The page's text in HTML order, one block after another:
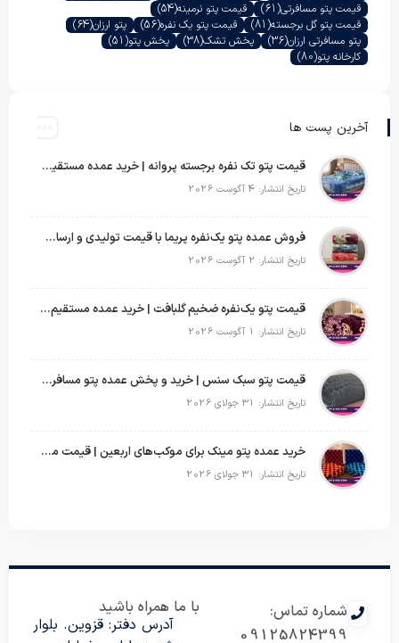
قیمت پتو مسافرتی(61) قیمت پتو نرمینه(54)
قیمت پتو گل برجسته(81) قیمت پتو یک نفره(56) پتو ارزان(64)
پتو مسافرتی ارزان(36) پخش تشک(38) پخش پتو(51)
کارخانه پتو(80)
آخرین پست ها
قیمت پتو تک نفره برجسته پروانه | خرید عمده مستقیم با بهترین قیمت بازار
تاریخ انتشار: 4 آگوست 2026
فروش عمده پتو یک‌نفره پریما با قیمت تولیدی و ارسال به سراسر کشور
تاریخ انتشار: 2 آگوست 2026
قیمت پتو یک‌نفره ضخیم گلبافت | خرید عمده مستقیم با بهترین قیمت
تاریخ انتشار: 1 آگوست 2026
قیمت پتو سبک سنس | خرید و پخش عمده پتو مسافرتی Sense
تاریخ انتشار: 31 جولای 2026
خرید عمده پتو مینک برای موکب‌های اربعین | قیمت مناسب و ارسال سریع
تاریخ انتشار: 31 جولای 2026
شماره تماس:
09125824399
با ما همراه باشید
آدرس دفتر: قزوین. بلوار